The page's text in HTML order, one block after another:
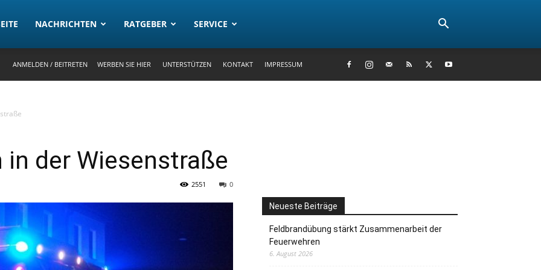
NACHRICHTEN RATGEBER SERVICE
ANMELDEN / BEITRETEN WERBEN SIE HIER UNTERSTÜTZEN KONTAKT IMPRESSUM
der Wiesenstraße
0
2551
Neueste Beiträge
Feldbrandübung stärkt Zusammenarbeit der
Feuerwehren
6. August 2026